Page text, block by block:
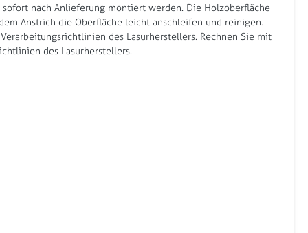
nach Anlieferung montiert werden. Die Holzoberfläche
Anstrich die Oberfläche leicht anschleifen und reinigen.
des Lasurherstellers. Rechnen Sie mit
des Lasurherstellers.